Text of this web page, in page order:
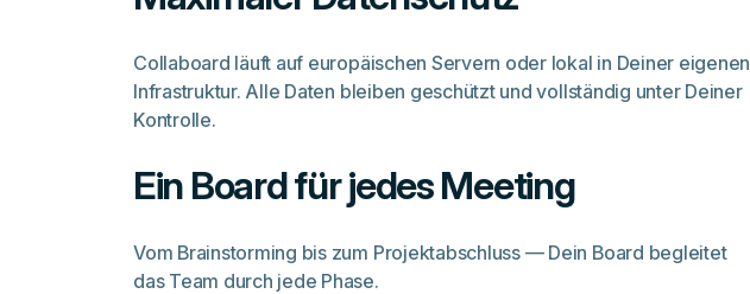
Collaboard läuft auf europäischen Servern oder lokal in Deiner eigenen
Infrastruktur. Alle Daten bleiben geschützt und vollständig unter Deiner
Kontrolle.
Ein Board für jedes Meeting
Vom Brainstorming bis zum Projektabschluss — Dein Board begleitet
das Team durch jede Phase.